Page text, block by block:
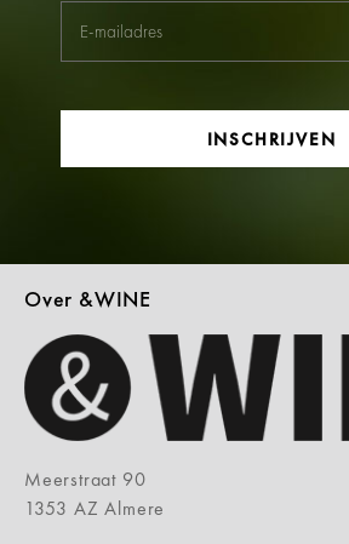
INSCHRIJVEN
Over &WINE
Meerstraat 90
1353 AZ Almere